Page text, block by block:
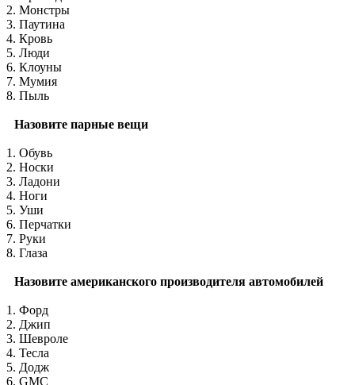
2. Монстры
3. Паутина
4. Кровь
5. Люди
6. Клоуны
7. Мумия
8. Пыль
Назовите парные вещи
1. Обувь
2. Носки
3. Ладони
4. Ноги
5. Уши
6. Перчатки
7. Руки
8. Глаза
Назовите американского производителя автомобилей
1. Форд
2. Джип
3. Шевроле
4. Тесла
5. Додж
6. GMC